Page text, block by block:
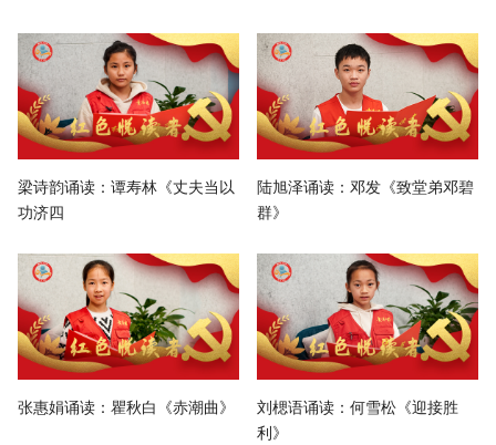
梁诗韵诵读：谭寿林《丈夫当以
功济四
陆旭泽诵读：邓发《致堂弟邓碧
群》
张惠娟诵读：瞿秋白《赤潮曲》
刘楒语诵读：何雪松《迎接胜
利》